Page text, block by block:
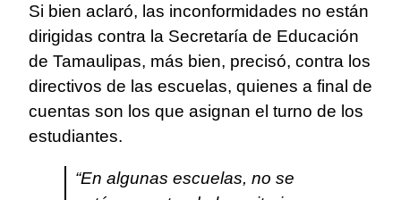
Si bien aclaró, las inconformidades no están
dirigidas contra la Secretaría de Educación
de Tamaulipas, más bien, precisó, contra los
directivos de las escuelas, quienes a final de
cuentas son los que asignan el turno de los
estudiantes.
“En algunas escuelas, no se